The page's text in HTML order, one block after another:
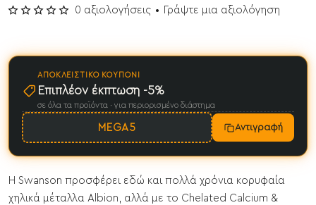
0 αξιολογήσεις • Γράψτε μια αξιολόγηση
ΑΠΟΚΛΕΙΣΤΙΚΌ ΚΟΥΠΌΝΙ
Επιπλέον έκπτωση -5%
σε όλα τα προϊόντα · για περιορισμένο διάστημα
MEGA5 Αντιγραφή
Η Swanson προσφέρει εδώ και πολλά χρόνια κορυφαία
χηλικά μέταλλα Albion, αλλά με το Chelated Calcium &